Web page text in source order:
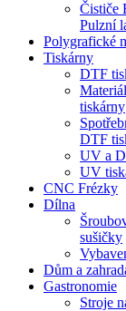
Čističe
Pulzní
Polygrafické
Tiskárny
DTF
tiskárny
DTF
UV a
UV
CNC Frézky
Dílna
sušičky
Dům a
Gastronomie
Stroje